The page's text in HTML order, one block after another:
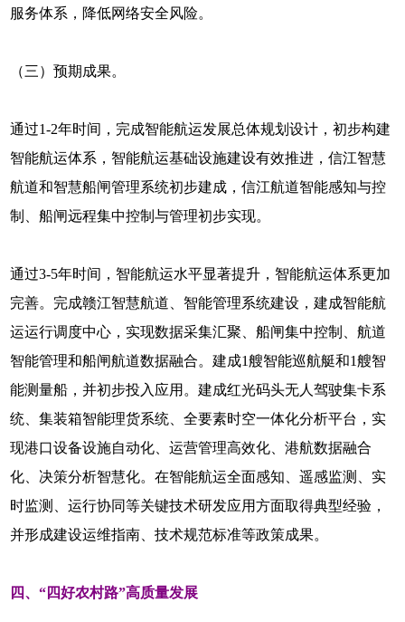
服务体系，降低网络安全风险。
（三）预期成果。
通过1-2年时间，完成智能航运发展总体规划设计，初步构建
智能航运体系，智能航运基础设施建设有效推进，信江智慧
航道和智慧船闸管理系统初步建成，信江航道智能感知与控
制、船闸远程集中控制与管理初步实现。
通过3-5年时间，智能航运水平显著提升，智能航运体系更加
完善。完成赣江智慧航道、智能管理系统建设，建成智能航
运运行调度中心，实现数据采集汇聚、船闸集中控制、航道
智能管理和船闸航道数据融合。建成1艘智能巡航艇和1艘智
能测量船，并初步投入应用。建成红光码头无人驾驶集卡系
统、集装箱智能理货系统、全要素时空一体化分析平台，实
现港口设备设施自动化、运营管理高效化、港航数据融合
化、决策分析智慧化。在智能航运全面感知、遥感监测、实
时监测、运行协同等关键技术研发应用方面取得典型经验，
并形成建设运维指南、技术规范标准等政策成果。
四、“四好农村路”高质量发展